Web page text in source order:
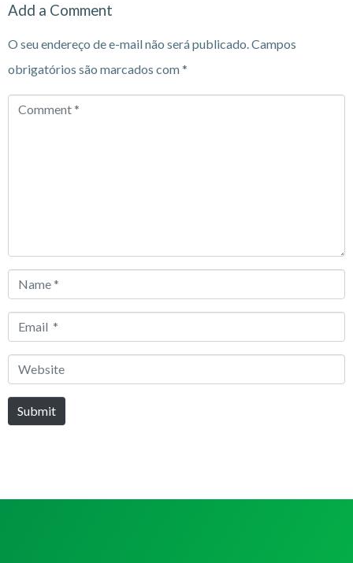
Add a Comment
O seu endereço de e-mail não será publicado.Campos
obrigatórios são marcados com*
Comment
Name
Email
Website
Submit